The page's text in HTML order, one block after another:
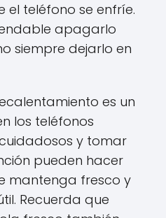
el teléfono se enfríe.
apagarlo
siempre dejarlo en
es un
los teléfonos
y tomar
pueden hacer
mantenga fresco y
Recuerda que